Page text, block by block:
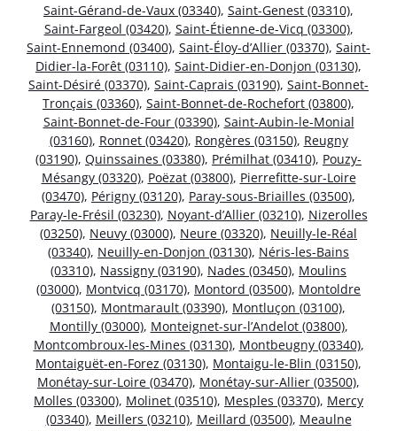
Saint-Gérand-de-Vaux (03340), Saint-Genest (03310),
Saint-Fargeol (03420), Saint-Étienne-de-Vicq (03300),
Saint-Ennemond (03400), Saint-Éloy-d’Allier (03370), Saint-
Didier-la-Forêt (03110), Saint-Didier-en-Donjon (03130),
Saint-Désiré (03370), Saint-Caprais (03190), Saint-Bonnet-
Tronçais (03360), Saint-Bonnet-de-Rochefort (03800),
Saint-Bonnet-de-Four (03390), Saint-Aubin-le-Monial
(03160), Ronnet (03420), Rongères (03150), Reugny
(03190), Quinssaines (03380), Prémilhat (03410), Pouzy-
Mésangy (03320), Poëzat (03800), Pierrefitte-sur-Loire
(03470), Périgny (03120), Paray-sous-Briailles (03500),
Paray-le-Frésil (03230), Noyant-d’Allier (03210), Nizerolles
(03250), Neuvy (03000), Neure (03320), Neuilly-le-Réal
(03340), Neuilly-en-Donjon (03130), Néris-les-Bains
(03310), Nassigny (03190), Nades (03450), Moulins
(03000), Montvicq (03170), Montord (03500), Montoldre
(03150), Montmarault (03390), Montluçon (03100),
Montilly (03000), Monteignet-sur-l’Andelot (03800),
Montcombroux-les-Mines (03130), Montbeugny (03340),
Montaiguët-en-Forez (03130), Montaigu-le-Blin (03150),
Monétay-sur-Loire (03470), Monétay-sur-Allier (03500),
Molles (03300), Molinet (03510), Mesples (03370), Mercy
(03340), Meillers (03210), Meillard (03500), Meaulne